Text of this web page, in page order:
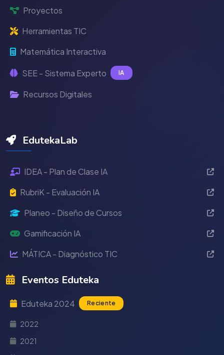
Proyectos
Herramientas TIC
Matemática Interactiva
SEE - Sistema Experto IA
Recursos Digitales
EdutekaLab
IDEA - Plan de Clase IA
RubriK - Evaluación IA
Planeo - Diseño de Cursos
Gamificación IA
MÁTICA - Diagnóstico TIC
Eventos Eduteka
Eduteka 2024 Reciente
2022
2021